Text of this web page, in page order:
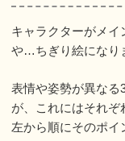
キャラクターがメイ
や…ちぎり絵になり
表情や姿勢が異なる
が、これにはそれぞ
左から順にそのポイ